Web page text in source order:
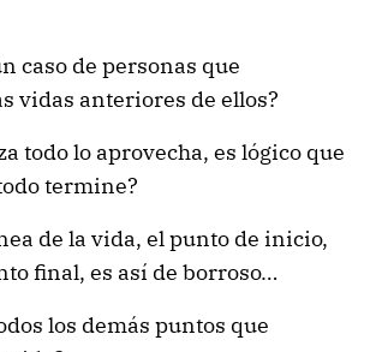
caso de personas que
vidas anteriores de ellos?
todo lo aprovecha, es lógico que
termine?
de la vida, el punto de inicio,
final, es así de borroso…
los demás puntos que